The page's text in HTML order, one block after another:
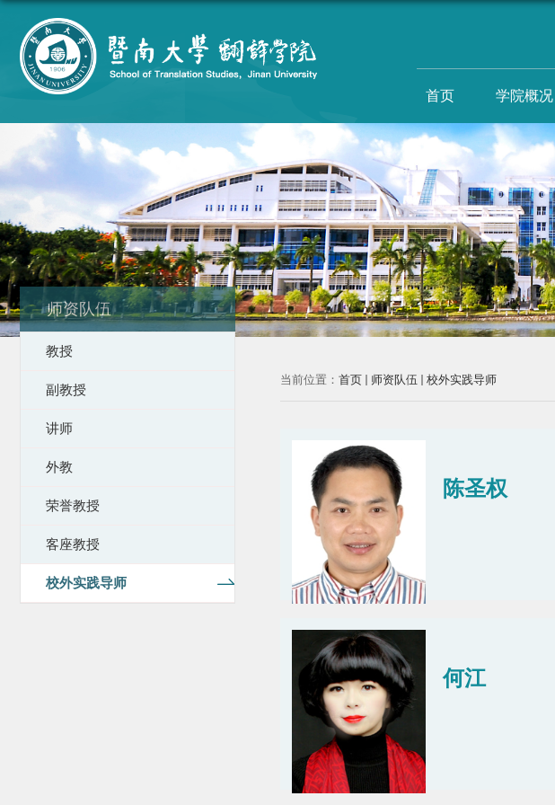
首页 学院概况
师资队伍
教授
副教授
讲师
外教
荣誉教授
客座教授
校外实践导师
当前位置： 首页 师资队伍 校外实践导师
陈圣权
何江